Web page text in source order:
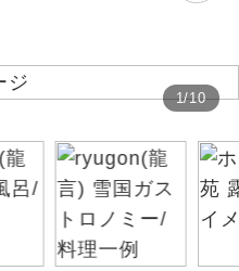
1/10
トに立ち寄るコースです。
宿泊するコースです。
ルに露天風呂が付いていま